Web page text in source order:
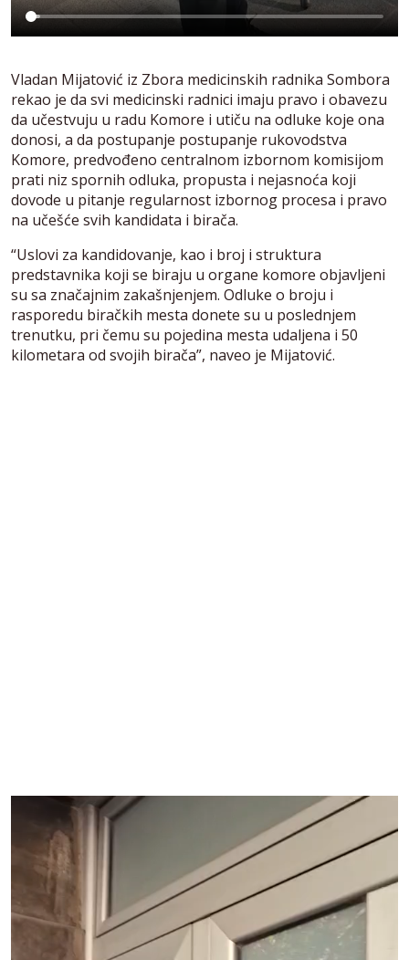
Vladan Mijatović iz Zbora medicinskih radnika Sombora
rekao je da svi medicinski radnici imaju pravo i obavezu
da učestvuju u radu Komore i utiču na odluke koje ona
donosi, a da postupanje postupanje rukovodstva
Komore, predvođeno centralnom izbornom komisijom
prati niz spornih odluka, propusta i nejasnoća koji
dovode u pitanje regularnost izbornog procesa i pravo
na učešće svih kandidata i birača.
“Uslovi za kandidovanje, kao i broj i struktura
predstavnika koji se biraju u organe komore objavljeni
su sa značajnim zakašnjenjem. Odluke o broju i
rasporedu biračkih mesta donete su u poslednjem
trenutku, pri čemu su pojedina mesta udaljena i 50
kilometara od svojih birača”, naveo je Mijatović.